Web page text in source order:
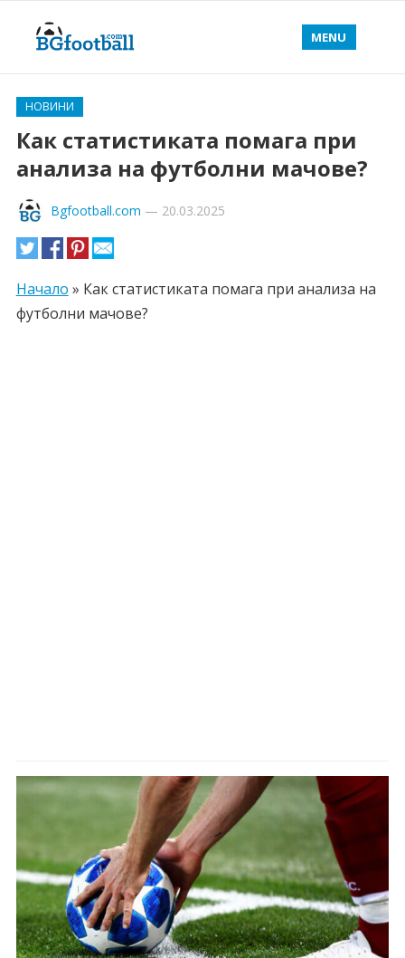
MENU
НОВИНИ
Как статистиката помага при
анализа на футболни мачове?
Bgfootball.com — 20.03.2025
Начало » Как статистиката помага при анализа на
футболни мачове?